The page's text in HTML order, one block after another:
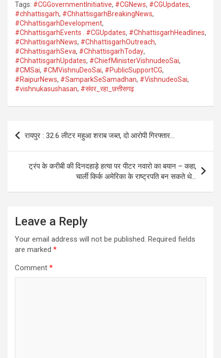
Tags: #CGGovernmentInitiative, #CGNews, #CGUpdates,
#chhattisgarh, #ChhattisgarhBreakingNews,
#ChhattisgarhDevelopment,
#ChhattisgarhEvents . #CGUpdates, #ChhattisgarhHeadlines,
#ChhattisgarhNews, #ChhattisgarhOutreach,
#ChhattisgarhSeva, #ChhattisgarhToday,
#ChhattisgarhUpdates, #ChiefMinisterVishnudeoSai,
#CMSai, #CMVishnuDeoSai, #PublicSupportCG,
#RaipurNews, #SamparkSeSamadhan, #VishnudeoSai,
#vishnukasushasan, #संवर_रहा_छत्तीसगढ़
Post
navigation
रायपुर : 32.6 लीटर महुआ शराब जब्त, दो आरोपी गिरफ्तार…
ट्रंप के करीबी की दिनदहाड़े हत्या पर पीटर नवारो का बयान – कहा,
चार्ली किर्क अमेरिका के राष्ट्रपति बन सकते थे…
Leave a Reply
Your email address will not be published. Required fields
are marked *
Comment *